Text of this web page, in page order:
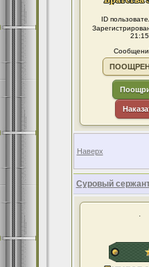
ID
21:15
Наверх
Суровый
.